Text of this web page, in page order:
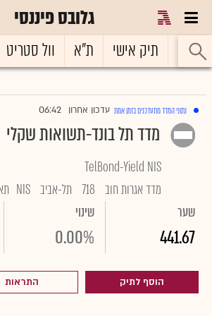
גלובס פיננסי
ראשי תיק אישי ת"א וול סטריט
נתוני המדד מתעדכנים בזמן אמת| עדכון אחרון 06:42
מדד תל בונד-תשואות שקלי
TelBond-Yield NIS
מדד אגרות חוב 718 תל-אביב NIS
שער
441.67
שינוי
0.00%
הוסף לתיק התראות